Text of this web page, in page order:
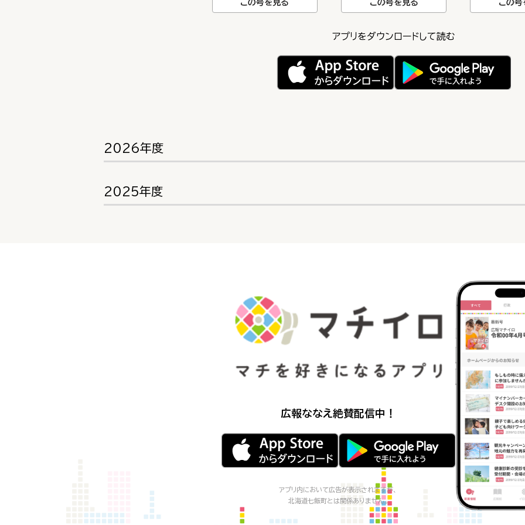
この号を見る この号を見る この号
アプリをダウンロードして読む
2026年度
2025年度
広報ななえ 絶賛配信中！
アプリ内において広告が表示されますが、
北海道七飯町とは関係ありません。